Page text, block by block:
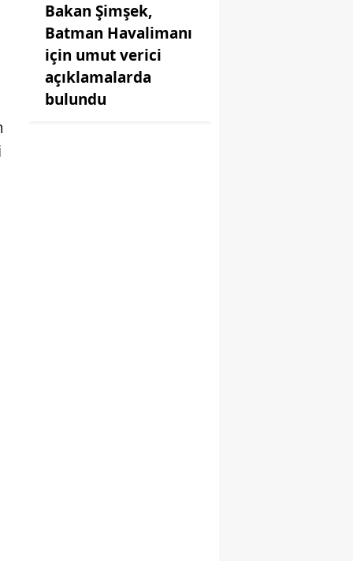
Bakan Şimşek,
Batman Havalimanı
için umut verici
açıklamalarda
bulundu